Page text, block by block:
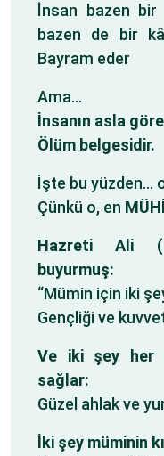
İnsan bazen bir
bazen de bir
Bayram eder
Ama…
İnsanın asla
Ölüm belgesidir.
İşte bu yüzden…
Çünkü o, en
Hazreti Ali
buyurmuş:
“Mümin için iki
Gençliği ve
Ve iki şey her
sağlar:
Güzel ahlak ve
İki şey müminin